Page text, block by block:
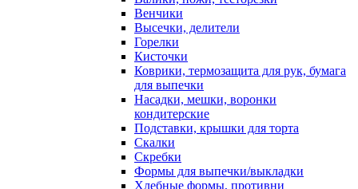
Венчики
Высечки, делители
Горелки
Кисточки
Коврики, термозащита для рук, бумага
для выпечки
Насадки, мешки, воронки
кондитерские
Подставки, крышки для торта
Скалки
Скребки
Формы для выпечки/выкладки
Хлебные формы, противни